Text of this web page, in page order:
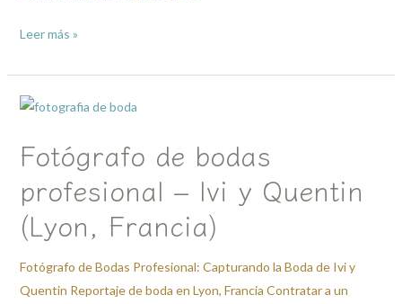
Leer más »
Fotógrafo de bodas
profesional – Ivi y Quentin
(Lyon, Francia)
Fotógrafo de Bodas Profesional: Capturando la Boda de Ivi y
Quentin Reportaje de boda en Lyon, Francia Contratar a un
Fotógrafo
bodas
profesional
–
Ivi
Quentin
(Lyon,